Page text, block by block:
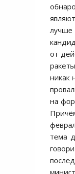
лучше
от
никак
на
тема